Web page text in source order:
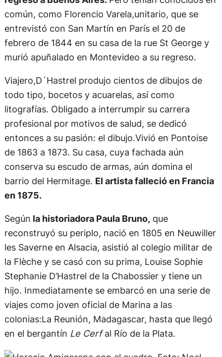
común, como Florencio Varela,unitario, que se
entrevistó con San Martín en París el 20 de
febrero de 1844 en su casa de la rue St George y
murió apuñalado en Montevideo a su regreso.
Viajero,D´Hastrel produjo cientos de dibujos de
todo tipo, bocetos y acuarelas, así como
litografías. Obligado a interrumpir su carrera
profesional por motivos de salud, se dedicó
entonces a su pasión: el dibujo.Vivió en Pontoise
de 1863 a 1873. Su casa, cuya fachada aún
conserva su escudo de armas, aún domina el
barrio del Hermitage. El artista falleció en Francia
en 1875.
Según la historiadora Paula Bruno, que
reconstruyó su periplo, nació en 1805 en Neuwiller
les Saverne en Alsacia, asistió al colegio militar de
la Flèche y se casó con su prima, Louise Sophie
Stephanie D’Hastrel de la Chabossier y tiene un
hijo. Inmediatamente se embarcó en una serie de
viajes como joven oficial de Marina a las
colonias:La Reunión, Madagascar, hasta que llegó
en el bergantín Le Cerfal Río de la Plata.